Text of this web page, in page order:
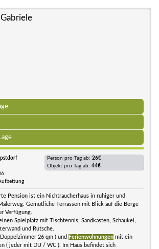
Person pro Tag ab: 26€
Objekt pro Tag ab: 44€
Pension ist ein Nichtraucherhaus in ruhiger und
Gemütliche Terrassen mit Blick auf die Berge
Verfügung.
Spielplatz mit Tischtennis, Sandkasten, Schaukel,
und Rutsche.
26 qm ) und Ferienwohnungen mit ein
( jeder mit DU / WC ). Im Haus befindet sich